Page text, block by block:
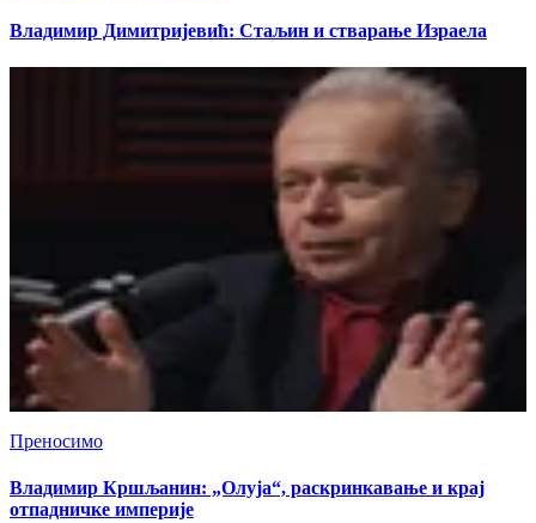
Владимир Димитријевић: Стаљин и стварање Израела
Преносимо
Владимир Кршљанин: „Олуја“, раскринкавање и крај
отпадничке империје